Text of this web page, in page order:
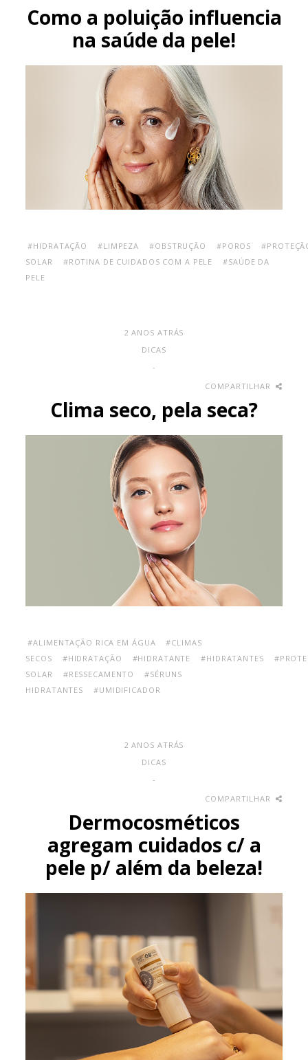
Como a poluição influencia
na saúde da pele!
#HIDRATAÇÃO #LIMPEZA #OBSTRUÇÃO #POROS
SOLAR
#ROTINA DE CUIDADOS COM A PELE
#SAÚDE DA
PELE
2 ANOS ATRÁS
DICAS
-
COMPARTILHAR
Clima seco, pela seca?
#ALIMENTAÇÃO RICA EM ÁGUA
#CLIMAS
SECOS
#HIDRATAÇÃO #HIDRATANTE #HIDRATANTES
SOLAR
#RESSECAMENTO
#SÉRUNS
HIDRATANTES
#UMIDIFICADOR
2 ANOS ATRÁS
DICAS
-
COMPARTILHAR
Dermocosméticos
agregam cuidados c/ a
pele p/ além da beleza!